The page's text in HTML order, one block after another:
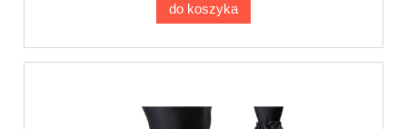
do koszyka